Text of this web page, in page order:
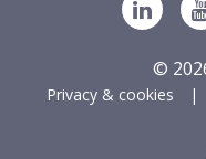
Volg
©
Privacy & cookies